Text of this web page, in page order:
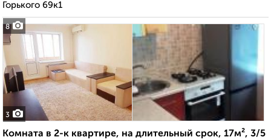
8
Горького 69к1
3
Комната в 2-к квартире, на длительный срок, 17м², 3/5